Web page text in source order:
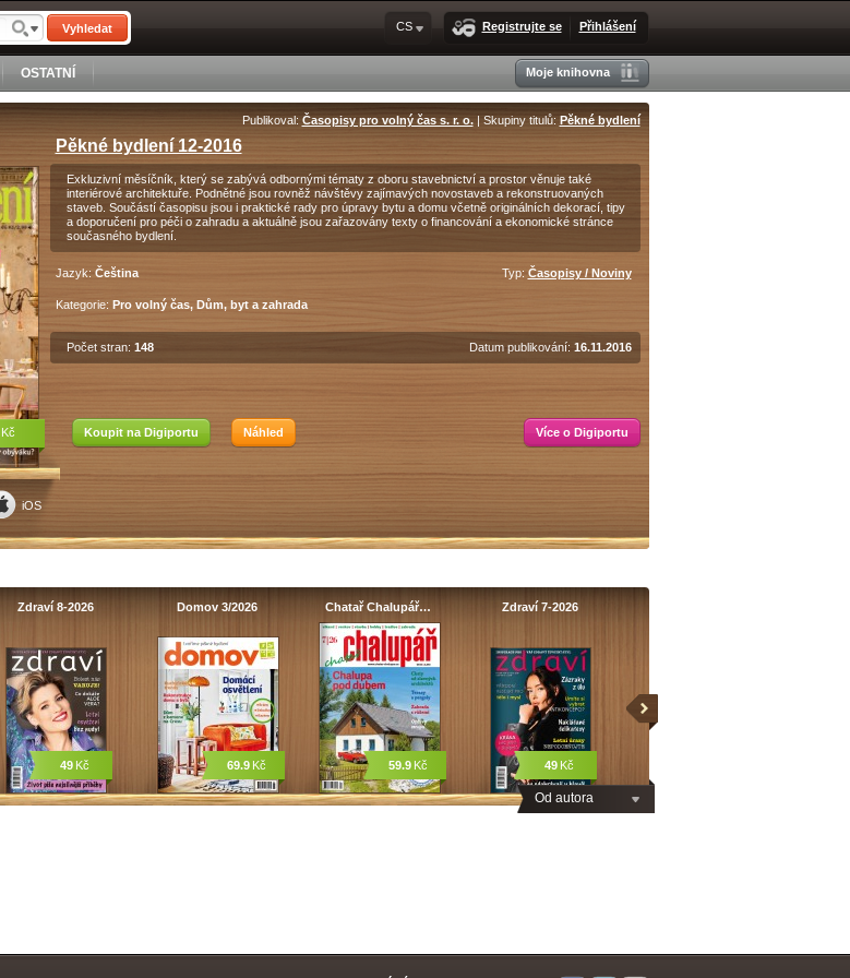
Vyhledat Registrujte se Přihlášení
CS
OSTATNÍ Moje knihovna
iOS
Kč
Publikoval: Časopisy pro volný čas s. r. o.| Skupiny titulů:Pěkné bydlení
Pěkné bydlení 12-2016
Exkluzivní měsíčník, který se zabývá odbornými tématy z oboru stavebnictví a prostor věnuje také
interiérové architektuře. Podnětné jsou rovněž návštěvy zajímavých novostaveb a rekonstruovaných
staveb. Součástí časopisu jsou i praktické rady pro úpravy bytu a domu včetně originálních dekorací, tipy
a doporučení pro péči o zahradu a aktuálně jsou zařazovány texty o financování a ekonomické stránce
současného bydlení.
Jazyk: Čeština Typ: Časopisy / Noviny
Kategorie: Pro volný čas, Dům, byt a zahrada
Počet stran: 148 Datum publikování: 16.11.2016
Koupit na Digiportu Náhled Více o Digiportu
Od autora
Zdraví 8-2026
49Kč
Domov 3/2026
69.9Kč
Chatař Chalupář…
59.9Kč
Zdraví 7-2026
49Kč